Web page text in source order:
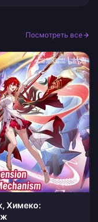
Посмотреть все
Химеко: